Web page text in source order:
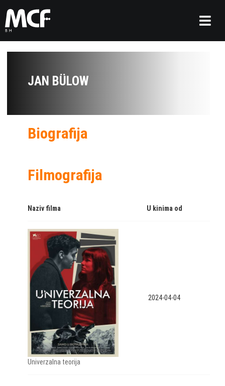
JAN BÜLOW
Biografija
Filmografija
Naziv filma U kinima od
Univerzalna teorija
2024-04-04